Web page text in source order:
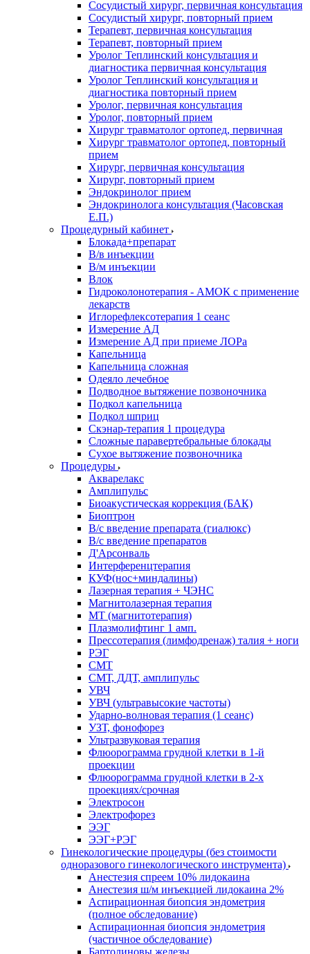
Сосудистый хирург, первичная консультация
Сосудистый хирург, повторный прием
Терапевт, первичная консультация
Терапевт, повторный прием
Уролог Теплинский консультация и
диагностика первичная консультация
Уролог Теплинский консультация и
диагностика повторный прием
Уролог, первичная консультация
Уролог, повторный прием
Хирург травматолог ортопед, первичная
Хирург травматолог ортопед, повторный
прием
Хирург, первичная консультация
Хирург, повторный прием
Эндокринолог прием
Эндокринолога консультация (Часовская
Е.П.)
Процедурный кабинет
Блокада+препарат
В/в инъекции
В/м инъекции
Влок
Гидроколонотерапия - АМОК с применение
лекарств
Иглорефлексотерапия 1 сеанс
Измерение АД
Измерение АД при приеме ЛОРа
Капельница
Капельница сложная
Одеяло лечебное
Подводное вытяжение позвоночника
Подкол капельница
Подкол шприц
Скэнар-терапия 1 процедура
Сложные паравертебральные блокады
Сухое вытяжение позвоночника
Процедуры
Акварелакс
Амплипульс
Биоакустическая коррекция (БАК)
Биоптрон
В/с введение препарата (гиалюкс)
В/с введение препаратов
Д'Арсонваль
Интерференцтерапия
КУФ(нос+миндалины)
Лазерная терапия + ЧЭНС
Магнитолазерная терапия
МТ (магнитотерапия)
Плазмолифтинг 1 амп.
Прессотерапия (лимфодренаж) талия + ноги
РЭГ
СМТ
СМТ, ДДТ, амплипульс
УВЧ
УВЧ (ультравысокие частоты)
Ударно-волновая терапия (1 сеанс)
УЗТ, фонофорез
Ультразвуковая терапия
Флюорограмма грудной клетки в 1-й
проекции
Флюорограмма грудной клетки в 2-х
проекциях/срочная
Электросон
Электрофорез
ЭЭГ
ЭЭГ+РЭГ
Гинекологические процедуры (без стоимости
одноразового гинекологического инструмента)
Анестезия спреем 10% лидокаина
Анестезия ш/м инъекцией лидокаина 2%
Аспирационная биопсия эндометрия
(полное обследование)
Аспирационная биопсия эндометрия
(частичное обследование)
Бартолиновы железы